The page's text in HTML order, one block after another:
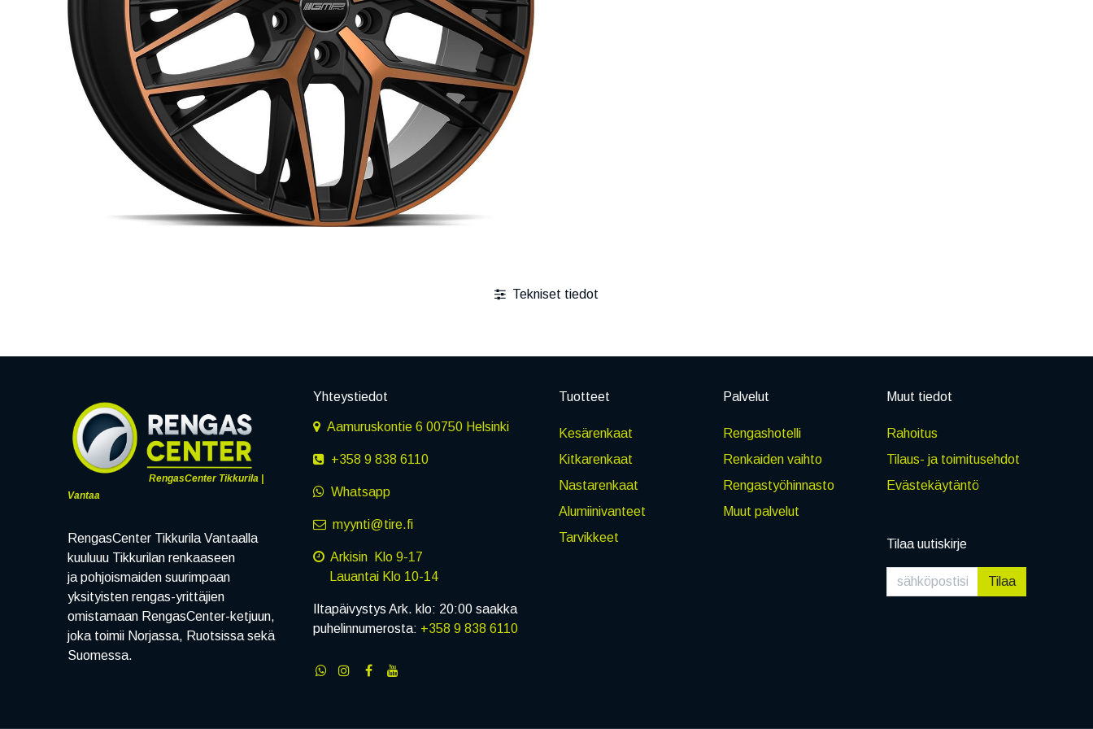
Tekniset tiedot
RengasCenter Tikkurila |
Vantaa
RengasCenter Tikkurila Vantaalla
kuuluuu Tikkurilan renkaaseen
ja pohjoismaiden suurimpaan
yksityisten rengas-yrittäjien
omistamaan RengasCenter-ketjuun,
joka toimii Norjassa, Ruotsissa sekä
Suomessa.
Yhteystiedot
Aamuruskontie 6 00750 Helsinki
+358 9 838 6110
Whatsapp
myynti@tire.fi
Arkisin Klo 9-17
Lauantai Klo 10-14
Iltapäivystys Ark. klo: 20:00 saakka
puhelinnumerosta: +358 9 838 6110
Tuotteet
Kesärenkaat
Kitkarenkaat
Nastarenkaat
Alumiinivanteet
Tarvikkeet
Palvelut
Rengashotelli
Renkaiden vaihto
Rengastyöhinnasto
Muut palvelut
Muut tiedot
Rahoitus
Tilaus- ja toimitusehdot
Evästekäytäntö
Tilaa uutiskirje
Tilaa